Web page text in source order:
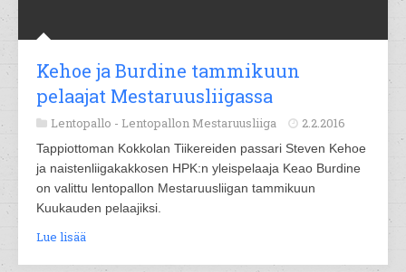
Kehoe ja Burdine tammikuun
pelaajat Mestaruusliigassa
Lentopallo - Lentopallon Mestaruusliiga 2.2.2016
Tappiottoman Kokkolan Tiikereiden passari Steven Kehoe
ja naistenliigakakkosen HPK:n yleispelaaja Keao Burdine
on valittu lentopallon Mestaruusliigan tammikuun
Kuukauden pelaajiksi.
Lue lisää